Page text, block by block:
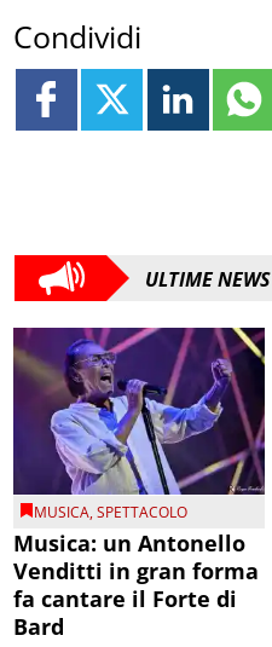
Condividi
ULTIME NEWS
MUSICA,SPETTACOLO
Musica: un Antonello
Venditti in gran forma
fa cantare il Forte di
Bard